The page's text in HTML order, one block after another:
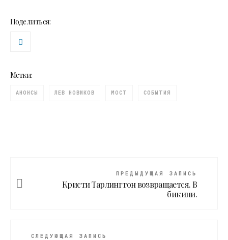
Поделиться:
Метки:
АНОНСЫ ЛЕВ НОВИКОВ МОСТ СОБЫТИЯ
ПРЕДЫДУЩАЯ ЗАПИСЬ
Кристи Тарлингтон возвращается. В
бикини.
СЛЕДУЮЩАЯ ЗАПИСЬ